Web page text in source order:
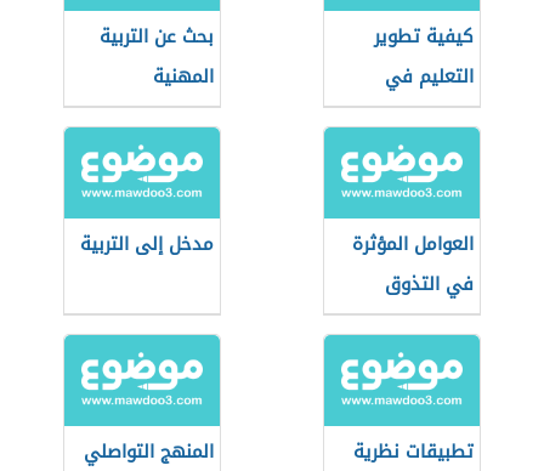
كيفية تطوير
التعليم في
المدارس
بحث عن التربية
المهنية
العوامل المؤثرة
في التذوق
الأدبي
مدخل إلى التربية
تطبيقات نظرية
المنهج التواصلي